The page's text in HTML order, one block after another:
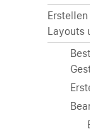
Layouts